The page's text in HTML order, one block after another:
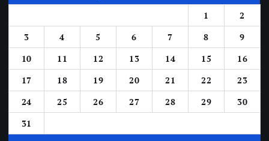
1
2
3
4 5 6 7 8
9
10
11 12 13 14 15
16
17
18 19 20 21 22
23
24
25 26 27 28 29
30
31